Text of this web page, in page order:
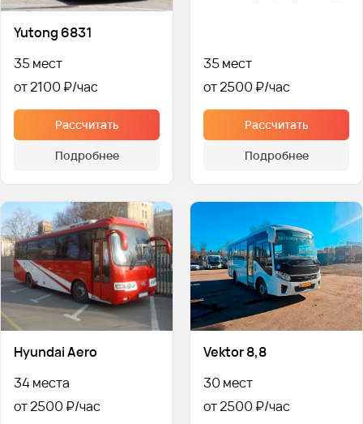
Yutong 6831
35 мест
от 2100 ₽
Рассчитать
Подробнее
35 мест
от 2500 ₽
Рассчитать
Подробнее
Hyundai Aero
34 места
от 2500 ₽
Vektor 8,8
30 мест
от 2500 ₽